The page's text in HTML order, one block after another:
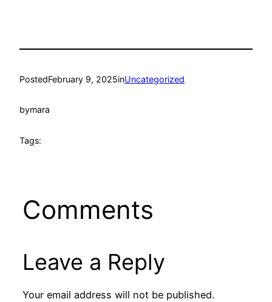
PostedFebruary 9, 2025inUncategorized
bymara
Tags:
Comments
Leave a Reply
Your email address will not be published.